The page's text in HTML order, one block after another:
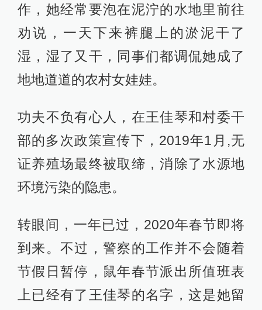
作，她经常要泡在泥泞的水地里前往
劝说，一天下来裤腿上的淤泥干了
湿，湿了又干，同事们都调侃她成了
地地道道的农村女娃娃。
功夫不负有心人，在王佳琴和村委干
部的多次政策宣传下，2019年1月,无
证养殖场最终被取缔，消除了水源地
环境污染的隐患。
转眼间，一年已过，2020年春节即将
到来。不过，警察的工作并不会随着
节假日暂停，鼠年春节派出所值班表
上已经有了王佳琴的名字，这是她留